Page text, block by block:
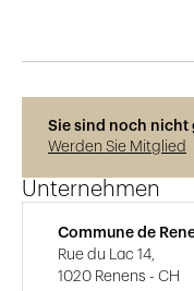
Sie sind noch nicht
Werden Sie Mitglied
Unternehmen
Commune de
Rue du Lac 14,
1020 Renens - CH